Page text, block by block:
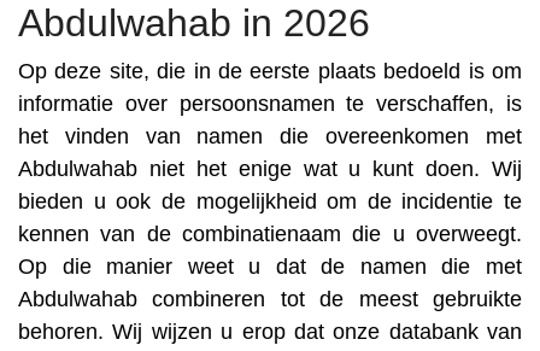
Abdulwahab in 2026
Op deze site, die in de eerste plaats bedoeld is om
informatie over persoonsnamen te verschaffen, is
het vinden van namen die overeenkomen met
Abdulwahab niet het enige wat u kunt doen. Wij
bieden u ook de mogelijkheid om de incidentie te
kennen van de combinatienaam die u overweegt.
Op die manier weet u dat de namen die met
Abdulwahab combineren tot de meest gebruikte
behoren. Wij wijzen u erop dat onze databank van